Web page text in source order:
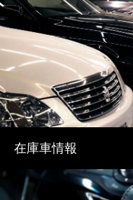
在庫車情報